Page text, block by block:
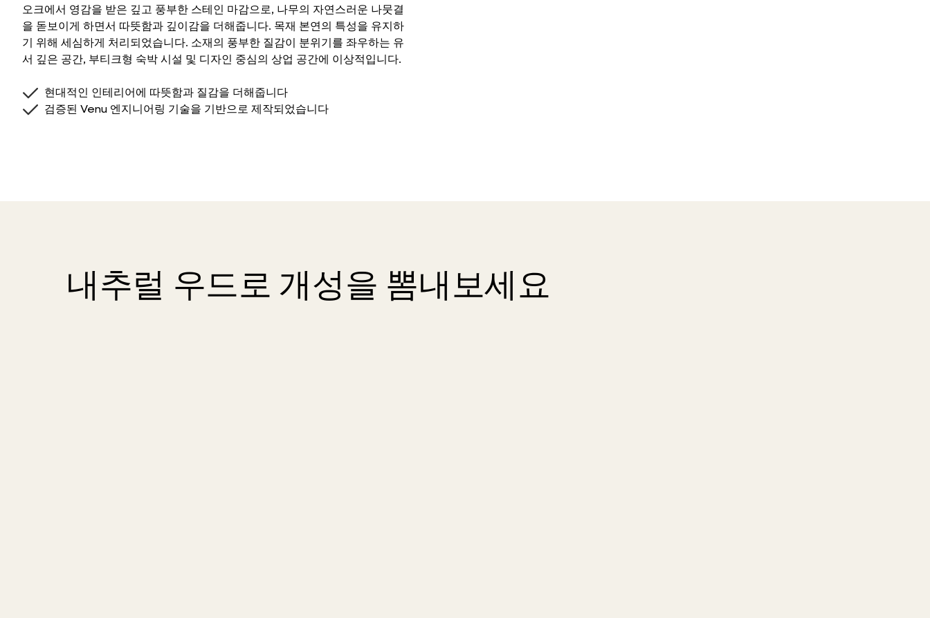
오크에서 영감을 받은 깊고 풍부한 스테인 마감으로, 나무의 자연스러운 나뭇결
을 돋보이게 하면서 따뜻함과 깊이감을 더해줍니다. 목재 본연의 특성을 유지하
기 위해 세심하게 처리되었습니다. 소재의 풍부한 질감이 분위기를 좌우하는 유
서 깊은 공간, 부티크형 숙박 시설 및 디자인 중심의 상업 공간에 이상적입니다.
현대적인 인테리어에 따뜻함과 질감을 더해줍니다
검증된 Venu 엔지니어링 기술을 기반으로 제작되었습니다
내추럴 우드로 개성을 뽐내보세요